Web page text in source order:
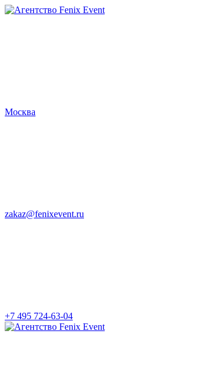
Агентство
Москва
zakaz@fenixevent.ru
+7 495 724-63-04
Агентство